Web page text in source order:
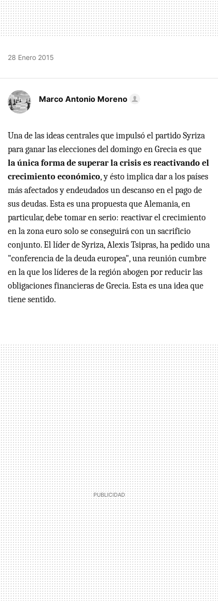
28 Enero 2015
Marco Antonio Moreno
Una de las ideas centrales que impulsó el partido Syriza
para ganar las elecciones del domingo en Grecia es que
la única forma de superar la crisis es reactivando el
crecimiento económico, y ésto implica dar a los países
más afectados y endeudados un descanso en el pago de
sus deudas. Esta es una propuesta que Alemania, en
particular, debe tomar en serio: reactivar el crecimiento
en la zona euro solo se conseguirá con un sacrificio
conjunto. El líder de Syriza, Alexis Tsipras, ha pedido una
"conferencia de la deuda europea", una reunión cumbre
en la que los líderes de la región abogen por reducir las
obligaciones financieras de Grecia. Esta es una idea que
tiene sentido.